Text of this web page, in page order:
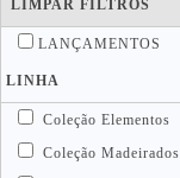
LIMPAR FILTROS
LANÇAMENTOS
LINHA
Coleção Elementos
Coleção Madeirados